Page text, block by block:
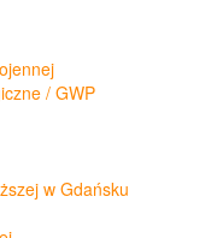
/ GWP
w Gdańsku